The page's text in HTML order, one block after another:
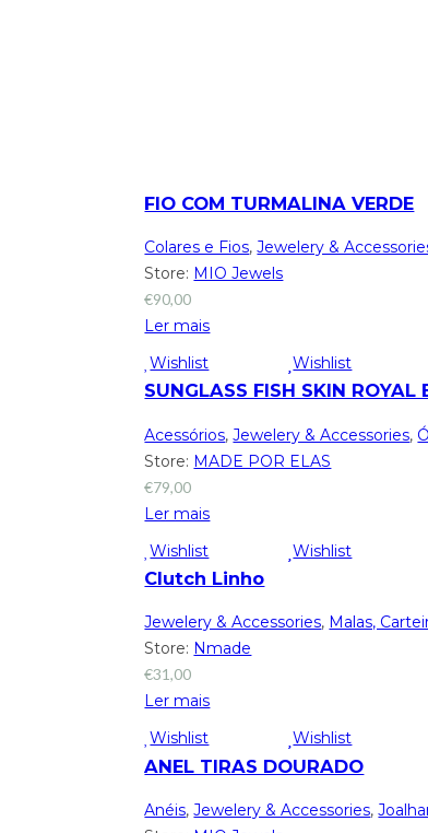
FIO COM TURMALINA VERDE
Colares e Fios,Jewelery &
Store: MIO Jewels
€90,00
Ler mais
Wishlist
Wishlist
SUNGLASS FISH SKIN ROYAL
Acessórios,Jewelery & Accessories,
Store: MADE POR ELAS
€79,00
Ler mais
Wishlist
Wishlist
Clutch Linho
Jewelery & Accessories, Malas,
Store: Nmade
€31,00
Ler mais
Wishlist
Wishlist
ANEL TIRAS DOURADO
Anéis,Jewelery & Accessories,